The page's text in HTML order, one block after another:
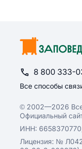
8 800 333-
Все способы
© 2002—2026
Официальный
ИНН:
Лицензия: №